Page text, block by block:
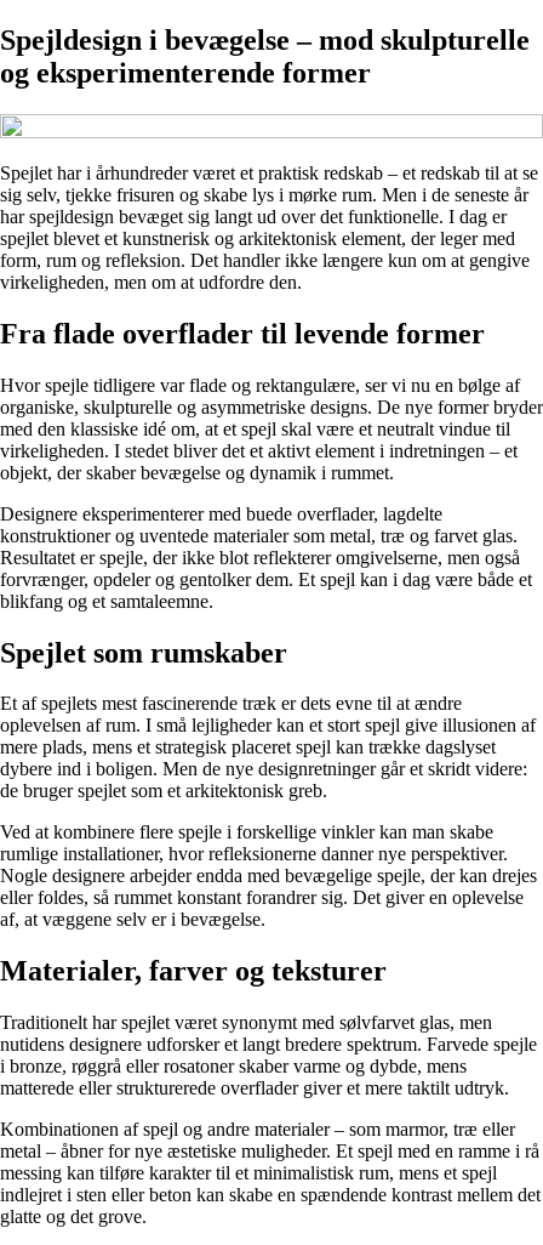
Spejldesign i bevægelse – mod skulpturelle
og eksperimenterende former
Spejlet har i århundreder været et praktisk redskab – et redskab til at se
sig selv, tjekke frisuren og skabe lys i mørke rum. Men i de seneste år
har spejldesign bevæget sig langt ud over det funktionelle. I dag er
spejlet blevet et kunstnerisk og arkitektonisk element, der leger med
form, rum og refleksion. Det handler ikke længere kun om at gengive
virkeligheden, men om at udfordre den.
Fra flade overflader til levende former
Hvor spejle tidligere var flade og rektangulære, ser vi nu en bølge af
organiske, skulpturelle og asymmetriske designs. De nye former bryder
med den klassiske idé om, at et spejl skal være et neutralt vindue til
virkeligheden. I stedet bliver det et aktivt element i indretningen – et
objekt, der skaber bevægelse og dynamik i rummet.
Designere eksperimenterer med buede overflader, lagdelte
konstruktioner og uventede materialer som metal, træ og farvet glas.
Resultatet er spejle, der ikke blot reflekterer omgivelserne, men også
forvrænger, opdeler og gentolker dem. Et spejl kan i dag være både et
blikfang og et samtaleemne.
Spejlet som rumskaber
Et af spejlets mest fascinerende træk er dets evne til at ændre
oplevelsen af rum. I små lejligheder kan et stort spejl give illusionen af
mere plads, mens et strategisk placeret spejl kan trække dagslyset
dybere ind i boligen. Men de nye designretninger går et skridt videre:
de bruger spejlet som et arkitektonisk greb.
Ved at kombinere flere spejle i forskellige vinkler kan man skabe
rumlige installationer, hvor refleksionerne danner nye perspektiver.
Nogle designere arbejder endda med bevægelige spejle, der kan drejes
eller foldes, så rummet konstant forandrer sig. Det giver en oplevelse
af, at væggene selv er i bevægelse.
Materialer, farver og teksturer
Traditionelt har spejlet været synonymt med sølvfarvet glas, men
nutidens designere udforsker et langt bredere spektrum. Farvede spejle
i bronze, røggrå eller rosatoner skaber varme og dybde, mens
matterede eller strukturerede overflader giver et mere taktilt udtryk.
Kombinationen af spejl og andre materialer – som marmor, træ eller
metal – åbner for nye æstetiske muligheder. Et spejl med en ramme i rå
messing kan tilføre karakter til et minimalistisk rum, mens et spejl
indlejret i sten eller beton kan skabe en spændende kontrast mellem det
glatte og det grove.